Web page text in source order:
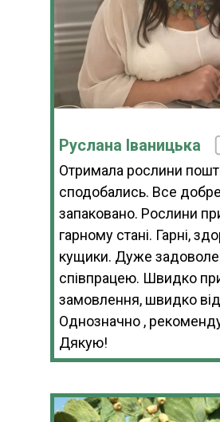
Руслана Іваницька
Отримала рослини
сподобались. Все добре
запаковано. Рослини
гарному стані. Гарні,
кущики. Дуже
співпрацею. Швидко
замовлення, швидко
Однозначно ,
Дякую!